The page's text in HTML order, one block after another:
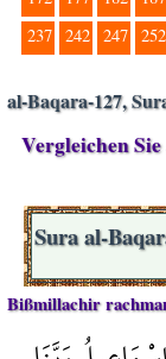
237 242 247 252
al-Baqara-127,
Vergleichen
Sura al-
Bißmillachir